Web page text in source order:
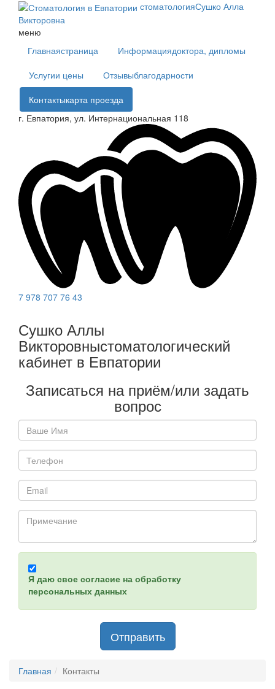
стоматологияСушко Алла
Викторовна
меню
Главнаястраница Информациядоктора, дипломы
Услугии цены Отзывыблагодарности
Контактыкарта проезда
г. Евпатория, ул. Интернациональная 118
7 978 707 76 43
Сушко Аллы
Викторовныстоматологический
кабинет в Евпатории
Записаться на приём/или задать
вопрос
Я даю свое согласие на обработку
персональных данных
Отправить
Главная Контакты